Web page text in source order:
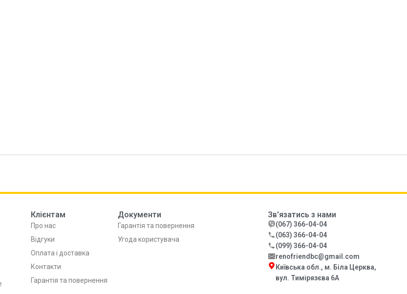
Клієнтам
Про нас
Відгуки
Оплата і доставка
Контакти
Гарантія та повернення
Документи
Гарантія та повернення
Угода користувача
Зв'язатись з нами
(067) 366-04-04
(063) 366-04-04
(099) 366-04-04
renofriendbc@gmail.com
Київська обл., м. Біла Церква,
вул. Тимірязєва 6А